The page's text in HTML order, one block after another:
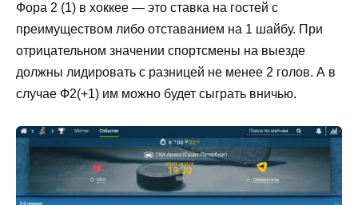
Фора 2 (1) в хоккее — это ставка на гостей с
преимуществом либо отставанием на 1 шайбу. При
отрицательном значении спортсмены на выезде
должны лидировать с разницей не менее 2 голов. А в
случае Ф2(+1) им можно будет сыграть вничью.